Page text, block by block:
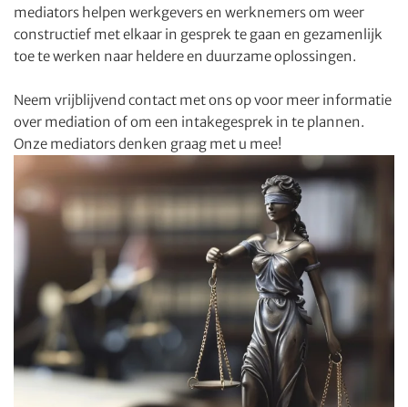
mediators helpen werkgevers en werknemers om weer
constructief met elkaar in gesprek te gaan en gezamenlijk
toe te werken naar heldere en duurzame oplossingen.
Neem vrijblijvend contact met ons op voor meer informatie
over mediation of om een intakegesprek in te plannen.
Onze mediators denken graag met u mee!